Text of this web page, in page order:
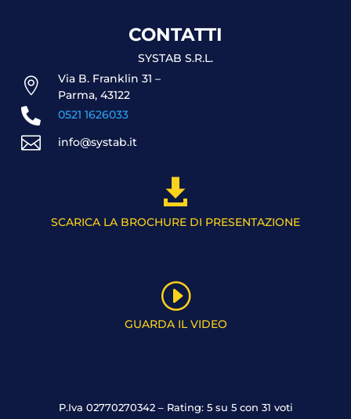
CONTATTI
SYSTAB S.R.L.

Via B. Franklin 31 –
Parma, 43122
 0521 1626033
 info@systab.it

SCARICA LA BROCHURE DI PRESENTAZIONE
I
GUARDA IL VIDEO
P.Iva 02770270342 – Rating: 5 su 5 con 31 voti